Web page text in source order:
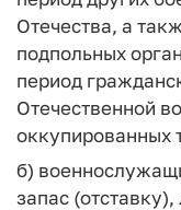
Отечества, а
подпольных
период
Отечественной
оккупированных
б)
запас